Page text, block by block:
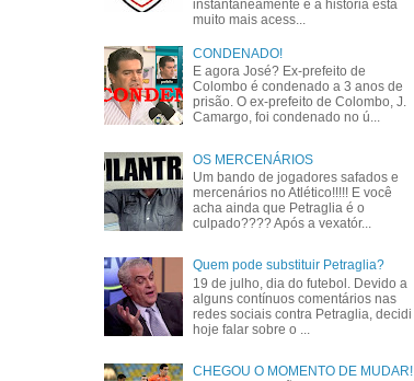
instantaneamente e a história está
muito mais acess...
CONDENADO!
E agora José? Ex-prefeito de
Colombo é condenado a 3 anos de
prisão. O ex-prefeito de Colombo, J.
Camargo, foi condenado no ú...
OS MERCENÁRIOS
Um bando de jogadores safados e
mercenários no Atlético!!!!! E você
acha ainda que Petraglia é o
culpado???? Após a vexatór...
Quem pode substituir Petraglia?
19 de julho, dia do futebol. Devido a
alguns contínuos comentários nas
redes sociais contra Petraglia, decidi
hoje falar sobre o ...
CHEGOU O MOMENTO DE MUDAR!